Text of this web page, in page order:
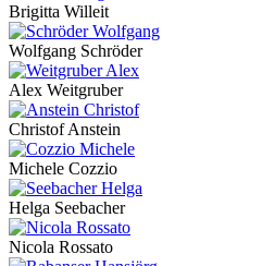
Brigitta Willeit
Wolfgang Schröder
Alex Weitgruber
Christof Anstein
Michele Cozzio
Helga Seebacher
Nicola Rossato